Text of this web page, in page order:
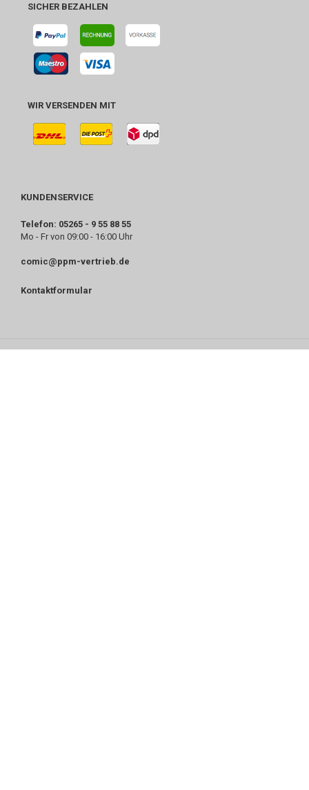
SICHER BEZAHLEN
WIR VERSENDEN MIT
KUNDENSERVICE
Telefon: 05265 - 9 55 88 55
Mo - Fr von 09:00 - 16:00 Uhr
comic@ppm-vertrieb.de
Kontaktformular